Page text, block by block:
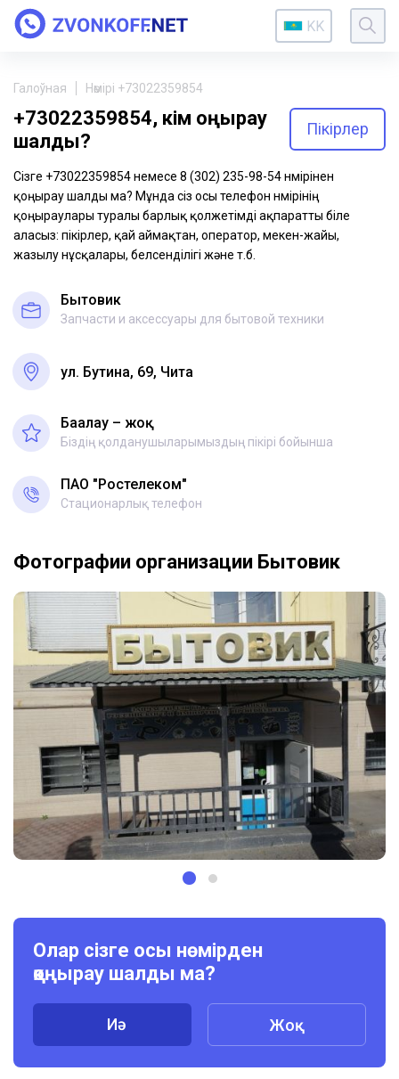
KK
Галоўная Нөмірі +73022359854
+73022359854, кім қоңырау
шалды?
Пікірлер
Сізге +73022359854 немесе 8 (302) 235-98-54 нөмірінен
қоңырау шалды ма? Мұнда сіз осы телефон нөмірінің
қоңыраулары туралы барлық қолжетімді ақпаратты біле
аласыз: пікірлер, қай аймақтан, оператор, мекен-жайы,
жазылу нұсқалары, белсенділігі және т.б.
Бытовик
Запчасти и аксессуары для бытовой техники
ул. Бутина, 69, Чита
Бағалау – жоқ
Біздің қолданушыларымыздың пікірі бойынша
ПАО "Ростелеком"
Стационарлық телефон
Фотографии организации Бытовик
Олар сізге осы нөмірден
қоңырау шалды ма?
Иә Жоқ